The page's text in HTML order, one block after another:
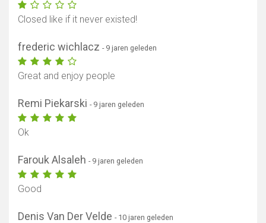
Closed like if it never existed!
frederic wichlacz - 9 jaren geleden
Great and enjoy people
Remi Piekarski - 9 jaren geleden
Ok
Farouk Alsaleh - 9 jaren geleden
Good
Denis Van Der Velde - 10 jaren geleden